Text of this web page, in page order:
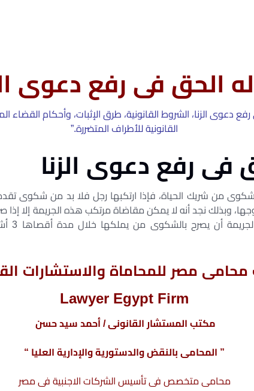
الحق فى رفع دعوى
دعوى الزنا، الشروط القانونية، طرق الإثبات، وأحكام
القانونية للأطراف المتضررة.”
فى رفع دعوى الزنا
من شريك الحياة، فإذا ارتكبها رجل فلا بد من شكوى
وبذلك نجد أنه لا يمكن مقاضاة مرتكب هذه الجريمة إلا
ويشترط
مصر للمحاماة والاستشارات
Lawyer Egypt Firm
مكتب المستشار القانونى / أحمد سيد حسن
” المحامى بالنقض والدستورية والإدارية العليا “
محامى متخصص فى تأسيس الشركات الاجنبية فى مصر